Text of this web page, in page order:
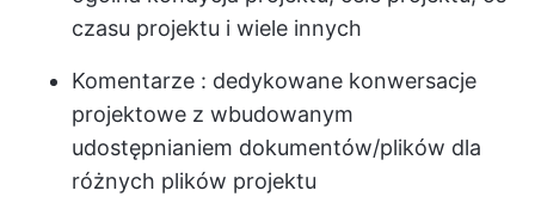
czasu projektu i wiele innych
Komentarze : dedykowane konwersacje
projektowe z wbudowanym
udostępnianiem dokumentów/plików dla
różnych plików projektu